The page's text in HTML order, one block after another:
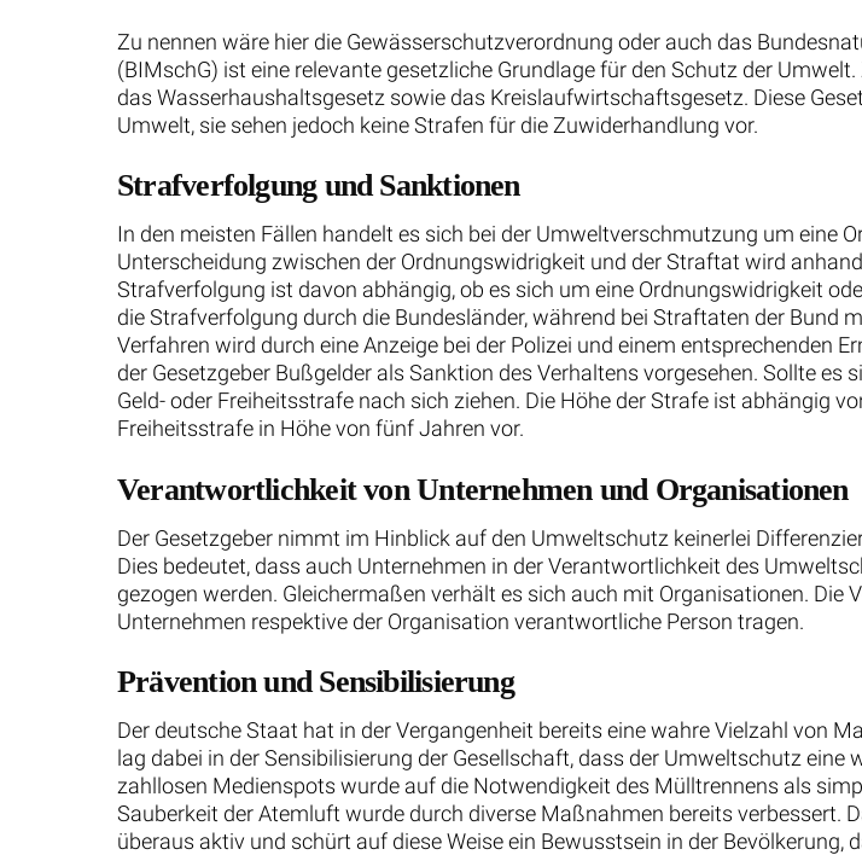
Zu nennen wäre hier die Gewässerschutzverordnung oder auch das
(BIMschG) ist eine relevante gesetzliche Grundlage für den Schutz der
das Wasserhaushaltsgesetz sowie das Kreislaufwirtschaftsgesetz. Diese
Umwelt, sie sehen jedoch keine Strafen für die Zuwiderhandlung vor.
Strafverfolgung und Sanktionen
In den meisten Fällen handelt es sich bei der Umweltverschmutzung um eine
Unterscheidung zwischen der Ordnungswidrigkeit und der Straftat wird
Strafverfolgung ist davon abhängig, ob es sich um eine Ordnungswidrigkeit
die Strafverfolgung durch die Bundesländer, während bei Straftaten der
Verfahren wird durch eine Anzeige bei der Polizei und einem entsprechenden
der Gesetzgeber Bußgelder als Sanktion des Verhaltens vorgesehen. Sollte
Geld- oder Freiheitsstrafe nach sich ziehen. Die Höhe der Strafe ist abhängig
Freiheitsstrafe in Höhe von fünf Jahren vor.
Verantwortlichkeit von Unternehmen und Organisationen
Der Gesetzgeber nimmt im Hinblick auf den Umweltschutz keinerlei
Dies bedeutet, dass auch Unternehmen in der Verantwortlichkeit des
gezogen werden. Gleichermaßen verhält es sich auch mit Organisationen.
Unternehmen respektive der Organisation verantwortliche Person tragen.
Prävention und Sensibilisierung
Der deutsche Staat hat in der Vergangenheit bereits eine wahre Vielzahl von
lag dabei in der Sensibilisierung der Gesellschaft, dass der Umweltschutz
zahllosen Medienspots wurde auf die Notwendigkeit des Mülltrennens als
Sauberkeit der Atemluft wurde durch diverse Maßnahmen bereits verbessert.
überaus aktiv und schürt auf diese Weise ein Bewusstsein in der Bevölkerung,